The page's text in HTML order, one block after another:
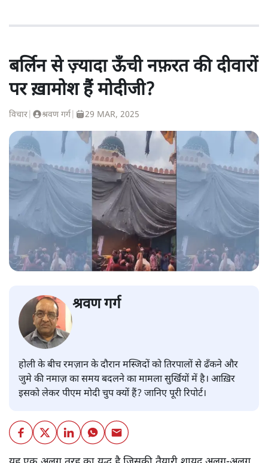
बर्लिन से ज़्यादा ऊँची नफ़रत की दीवारों
पर ख़ामोश हैं मोदीजी?
विचार श्रवण गर्ग 29 MAR, 2025
श्रवण गर्ग
होली के बीच रमज़ान के दौरान मस्जिदों को तिरपालों से ढँकने और
जुमे की नमाज़ का समय बदलने का मामला सुर्खियों में है। आख़िर
इसको लेकर पीएम मोदी चुप क्यों हैं? जानिए पूरी रिपोर्ट।